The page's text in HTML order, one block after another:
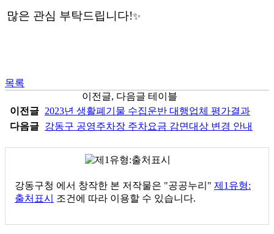
많은 관심 부탁드립니다!✨
목록
이전글, 다음글 테이블
이전글 2023년 생활폐기물 수집운반 대행업체 평가결과
다음글 강동구 공영주차장 주차요금 감면대상 변경 안내
강동구청 에서 창작한 본 저작물은 "공공누리" 제1유형:
출처표시
조건에 따라 이용할 수 있습니다.